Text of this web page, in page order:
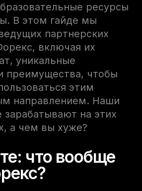
ресурсы
В этом гайде мы
партнерских
включая их
уникальные
преимущества, чтобы
этим
направлением. Наши
на этих
а чем вы хуже?
что вообще